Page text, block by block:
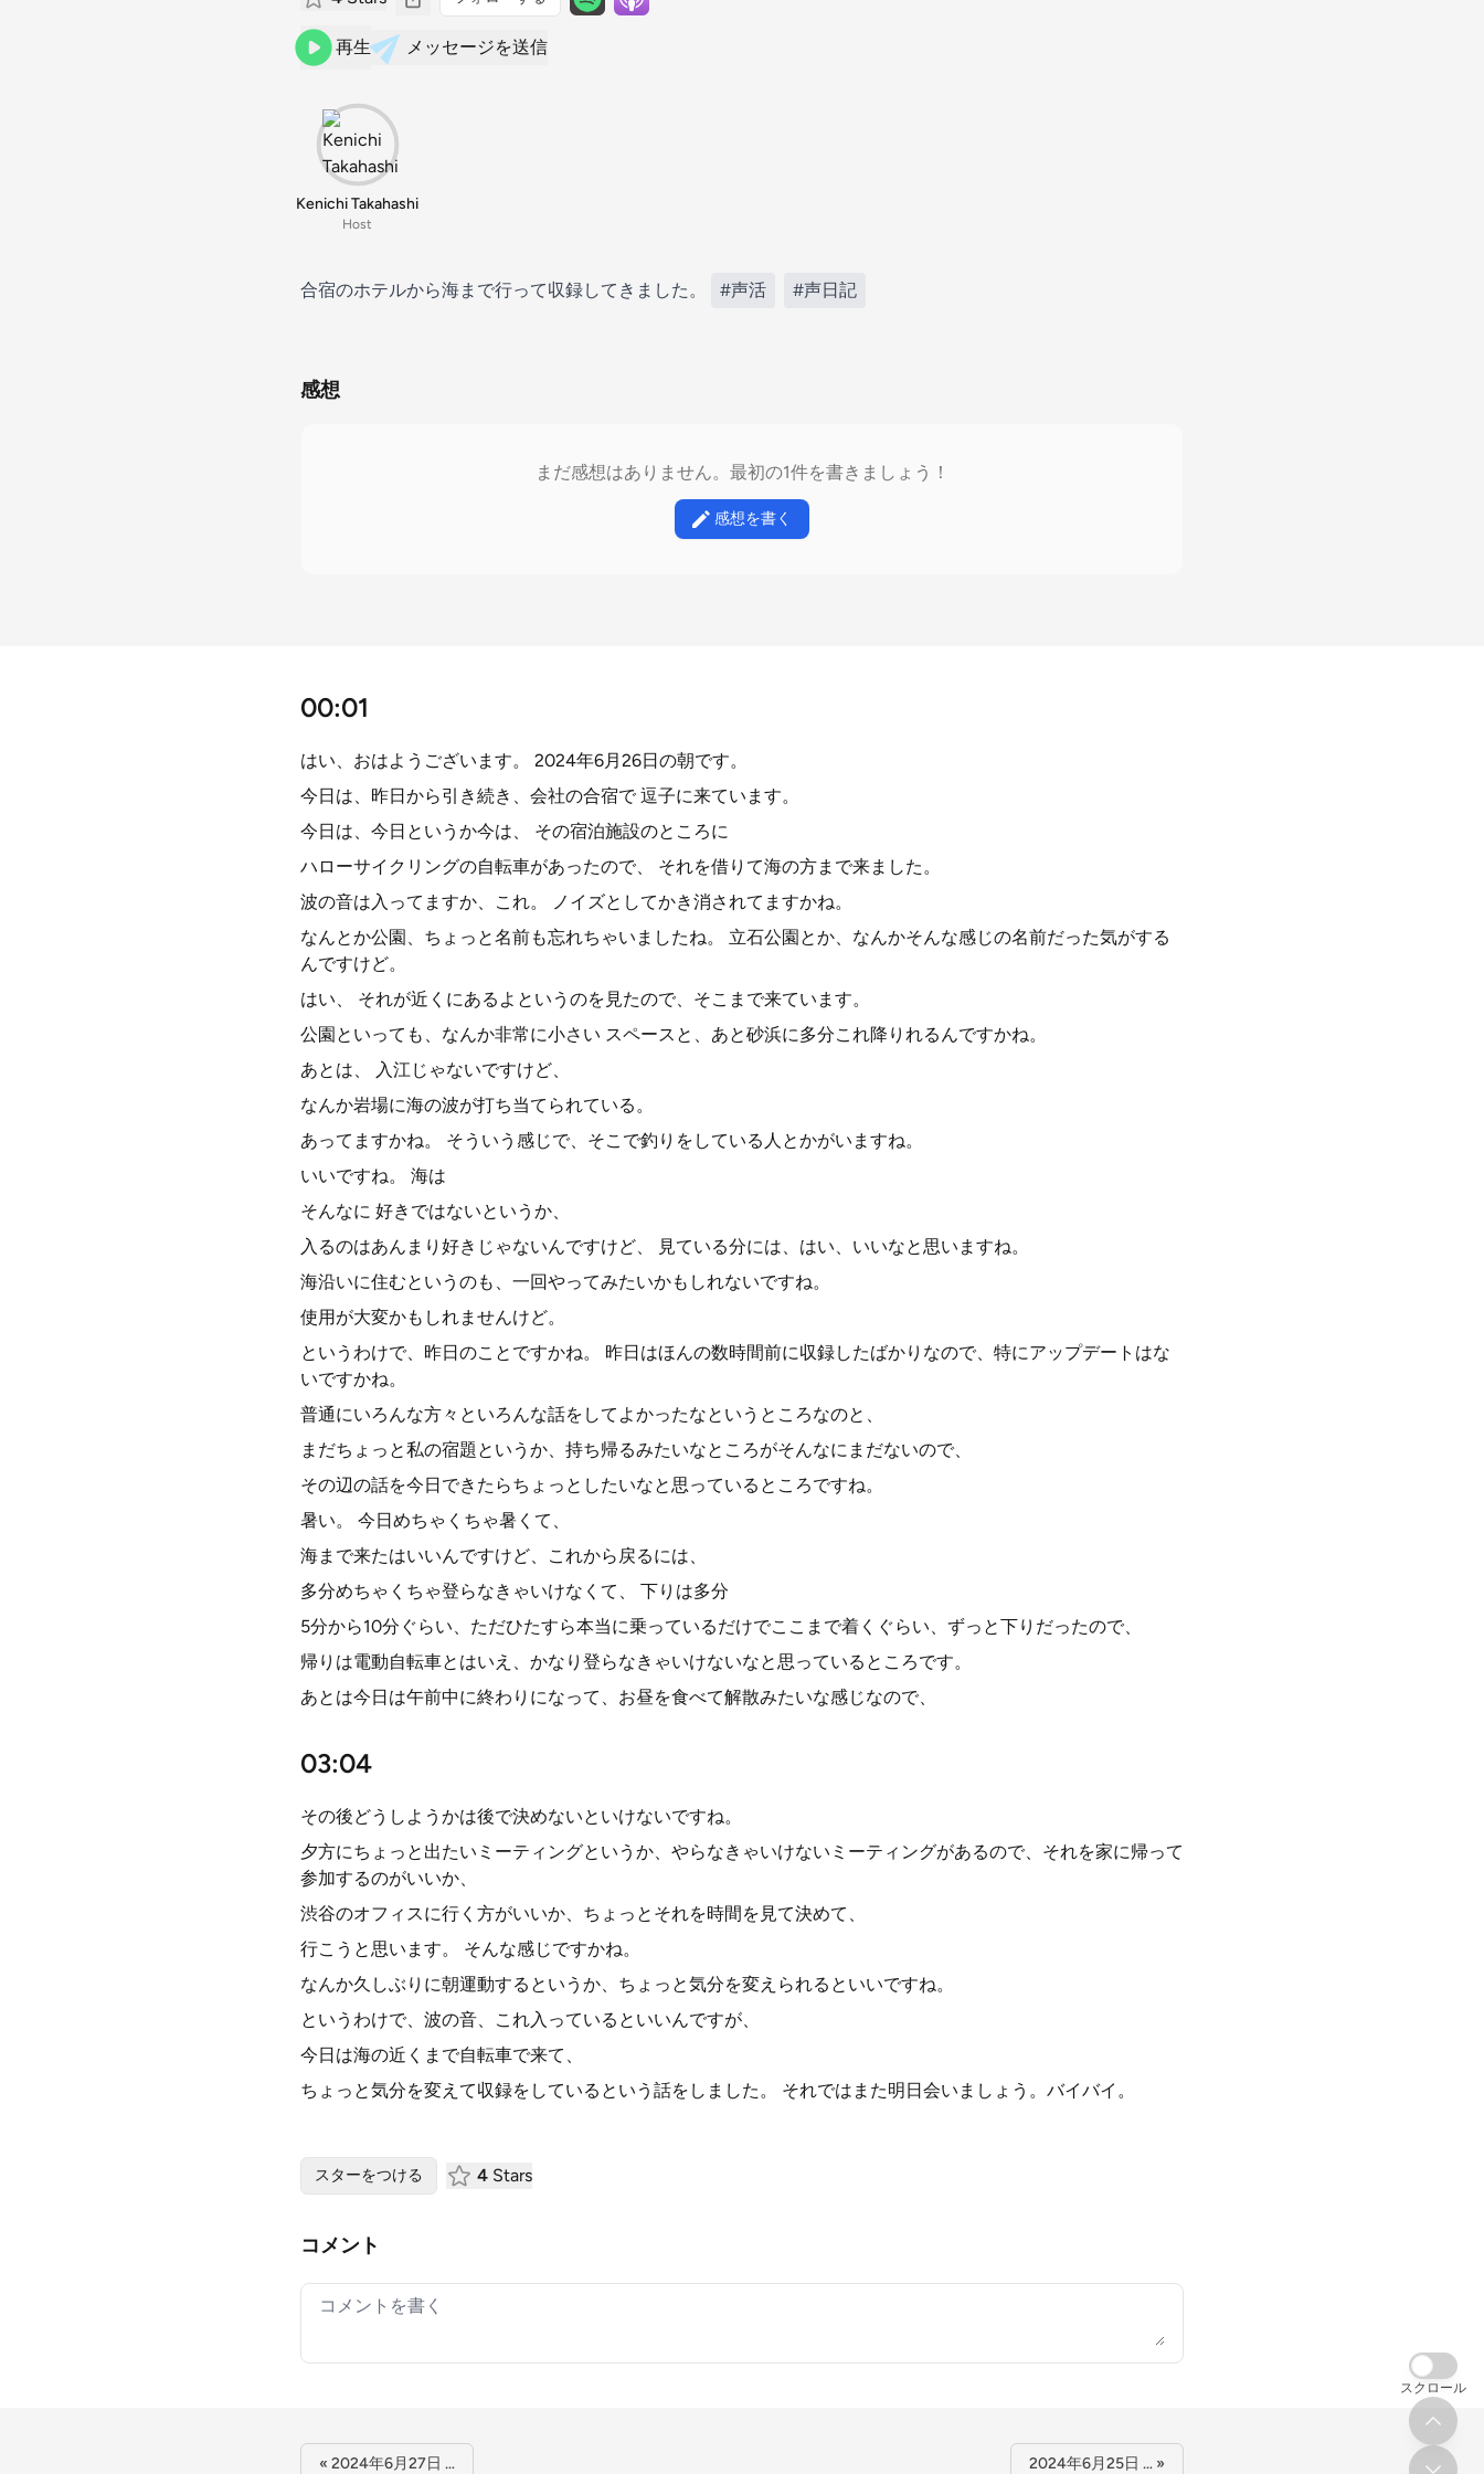
再生 メッセージを送信
Kenichi Takahashi
Host
合宿のホテルから海まで行って収録してきました。 #声活 #声日記
感想
まだ感想はありません。最初の1件を書きましょう！
感想を書く
00:01
はい、おはようございます。 2024年6月26日の朝です。
今日は、昨日から引き続き、会社の合宿で 逗子に来ています。
今日は、今日というか今は、 その宿泊施設のところに
ハローサイクリングの自転車があったので、 それを借りて海の方まで来ました。
波の音は入ってますか、これ。 ノイズとしてかき消されてますかね。
なんとか公園、ちょっと名前も忘れちゃいましたね。 立石公園とか、なんかそんな感じの名前だった気がする
んですけど。
はい、 それが近くにあるよというのを見たので、そこまで来ています。
公園といっても、なんか非常に小さい スペースと、あと砂浜に多分これ降りれるんですかね。
あとは、 入江じゃないですけど、
なんか岩場に海の波が打ち当てられている。
あってますかね。 そういう感じで、そこで釣りをしている人とかがいますね。
いいですね。 海は
そんなに 好きではないというか、
入るのはあんまり好きじゃないんですけど、 見ている分には、はい、いいなと思いますね。
海沿いに住むというのも、一回やってみたいかもしれないですね。
使用が大変かもしれませんけど。
というわけで、昨日のことですかね。 昨日はほんの数時間前に収録したばかりなので、特にアップデートはな
いですかね。
普通にいろんな方々といろんな話をしてよかったなというところなのと、
まだちょっと私の宿題というか、持ち帰るみたいなところがそんなにまだないので、
その辺の話を今日できたらちょっとしたいなと思っているところですね。
暑い。 今日めちゃくちゃ暑くて、
海まで来たはいいんですけど、これから戻るには、
多分めちゃくちゃ登らなきゃいけなくて、 下りは多分
5分から10分ぐらい、ただひたすら本当に乗っているだけでここまで着くぐらい、ずっと下りだったので、
帰りは電動自転車とはいえ、かなり登らなきゃいけないなと思っているところです。
あとは今日は午前中に終わりになって、お昼を食べて解散みたいな感じなので、
03:04
その後どうしようかは後で決めないといけないですね。
夕方にちょっと出たいミーティングというか、やらなきゃいけないミーティングがあるので、それを家に帰って
参加するのがいいか、
渋谷のオフィスに行く方がいいか、ちょっとそれを時間を見て決めて、
行こうと思います。 そんな感じですかね。
なんか久しぶりに朝運動するというか、ちょっと気分を変えられるといいですね。
というわけで、波の音、これ入っているといいんですが、
今日は海の近くまで自転車で来て、
ちょっと気分を変えて収録をしているという話をしました。 それではまた明日会いましょう。バイバイ。
スターをつける 4 Stars
コメント
Your comment
« 2024年6月27日 … 2024年6月25日 … »
スクロール